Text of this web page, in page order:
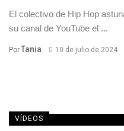
El colectivo de Hip Hop
su canal de YouTube el ...
PorTania 10 de julio de 2024
VÍDEOS